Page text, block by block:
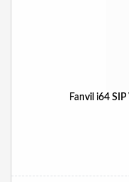
Fanvil i64